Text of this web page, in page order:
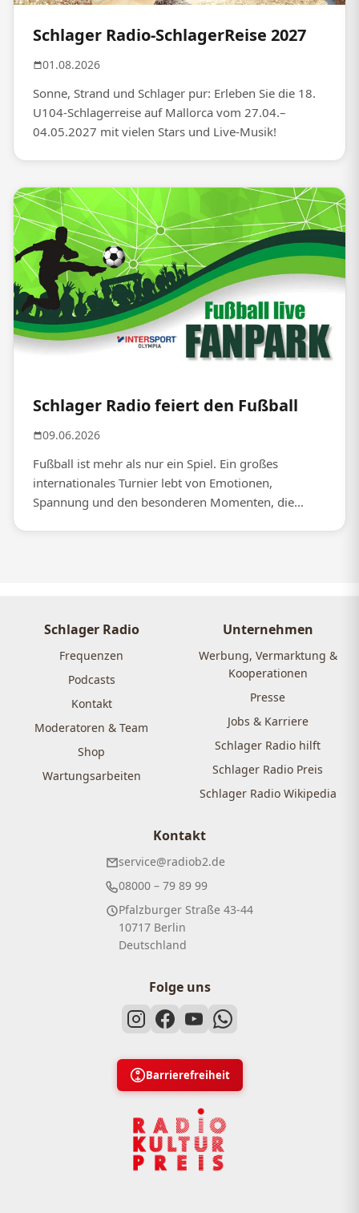
Schlager Radio-SchlagerReise 2027
01.08.2026
Sonne, Strand und Schlager pur: Erleben Sie die 18.
U104-Schlagerreise auf Mallorca vom 27.04.–
04.05.2027 mit vielen Stars und Live-Musik!
Schlager Radio feiert den Fußball
09.06.2026
Fußball ist mehr als nur ein Spiel. Ein großes
internationales Turnier lebt von Emotionen,
Spannung und den besonderen Momenten, die...
Schlager Radio
Frequenzen
Podcasts
Kontakt
Moderatoren & Team
Shop
Wartungsarbeiten
Unternehmen
Werbung, Vermarktung &
Kooperationen
Presse
Jobs & Karriere
Schlager Radio hilft
Schlager Radio Preis
Schlager Radio Wikipedia
Kontakt
service@radiob2.de
08000 – 79 89 99
Pfalzburger Straße 43-44
10717 Berlin
Deutschland
Folge uns
Barrierefreiheit